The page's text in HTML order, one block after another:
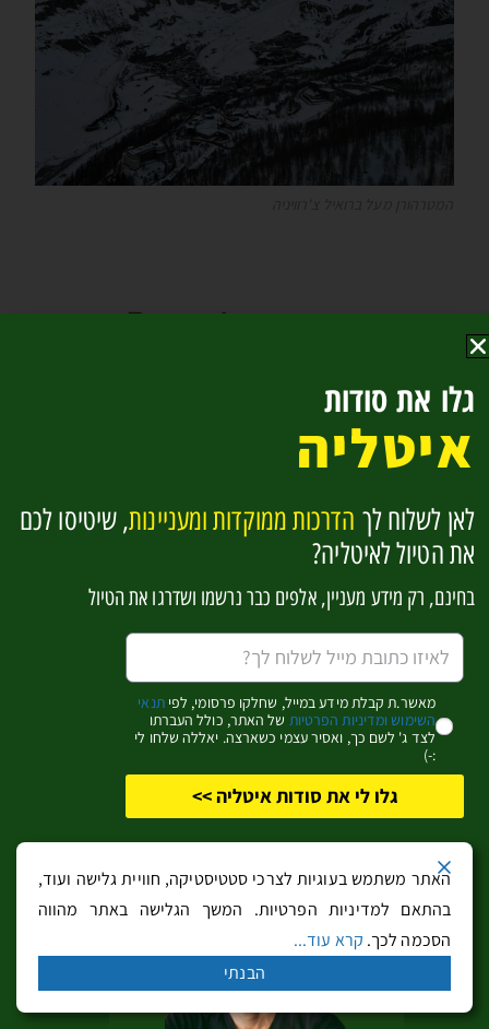
בורמיו Bormio
בּורְמיו היא עיירת ספורט חורף מפורסמת שאהובה מאוד על
האיטלקים. בחלק העליון של ואלטלנה היפה בצפונה של
לומברדיה, עיירות הסקי בורמיו וליביניו הן חלק חשוב מעולם
לטיול יום ברכבת לאלפּים השוויצריים וסנט מוריץ, הקליקו
בבּורְמיו והעיירות סקי שמסביב לה, ישנם המוני רכבלים
המטפסים בחורף מעלה למדרונות הגלישה. מחלקה הדרומי
של העיירה יוצאים הרכבלים למורדות של מונטה וואלצ'טה
Monte Vallecetta וממערב לה אתר הסקי הנהדר של הר סן
קולומבאנו San Colombano.
איך מגיעים?שלוש שעות נסיעה מנמל התעופה של ברגמו
רמת המתקנים?
סקי למקצוענים בבורמיו 2000 ובורמיו 3000
ממזרח ובצימה פיאצי Cima Piazzi ממערב
למי מתאים?לגולשים מקצועניים ואוהבי אווירה איטלקית
האתר משתמש בעוגיות לצרכי סטטיסטיקה, חוויית גלישה ועוד,
בהתאם למדיניות הפרטיות. המשך הגלישה באתר מהווה
הסכמה לכך. קרא עוד...
הבנתי
גלו את סודות
איטליה
לאן לשלוח לך הדרכות ממוקדות ומעניינות, שיטיסו לכם
את הטיול לאיטליה?
בחינם, רק מידע מעניין, אלפים כבר נרשמו ושדרגו את הטיול
מאשר.ת קבלת מידע במייל, שחלקו פרסומי, לפיתנאי
השימוש ומדיניות הפרטיות של האתר, כולל העברתו
לצד ג' לשם כך, ואסיר עצמי כשארצה. יאללה שלחו לי
:-)
גלו לי את סודות איטליה >>